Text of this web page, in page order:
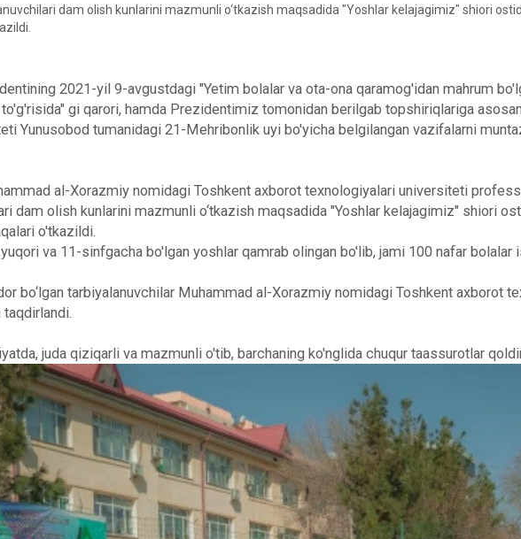
dam olish kunlarini mazmunli o‘tkazish maqsadida "Yoshlar kelajagimiz" shiori
2021-yil 9-avgustdagi "Yetim bolalar va ota-ona qaramog'idan mahrum
gi qarori, hamda Prezidentimiz tomonidan berilgab topshiriqlariga
Yunusobod tumanidagi 21-Mehribonlik uyi bo'yicha belgilangan vazifalarni
al-Xorazmiy nomidagi Toshkent axborot texnologiyalari universiteti
dam olish kunlarini mazmunli o‘tkazish maqsadida "Yoshlar kelajagimiz" shiori
o'tkazildi.
va 11-sinfgacha bo'lgan yoshlar qamrab olingan bo'lib, jami 100 nafar bolalar
bo‘lgan tarbiyalanuvchilar Muhammad al-Xorazmiy nomidagi Toshkent axborot
taqdirlandi.
juda qiziqarli va mazmunli o'tib, barchaning ko'nglida chuqur taassurotlar